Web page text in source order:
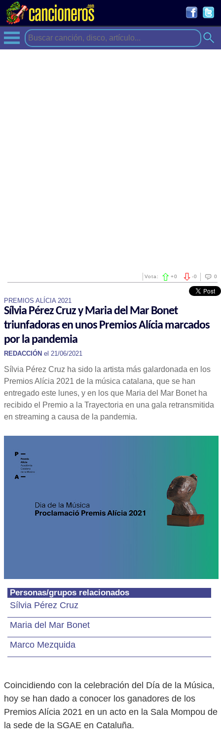
0
-0
Vota: +0
PREMIOS ALÍCIA 2021
Sílvia Pérez Cruz y Maria del Mar Bonet
triunfadoras en unos Premios Alícia marcados
por la pandemia
REDACCIÓN el 21/06/2021
Sílvia Pérez Cruz ha sido la artista más galardonada en los
Premios Alícia 2021 de la música catalana, que se han
entregado este lunes, y en los que Maria del Mar Bonet ha
recibido el Premio a la Trayectoria en una gala retransmitida
en streaming a causa de la pandemia.
Personas/grupos relacionados
Sílvia Pérez Cruz
Maria del Mar Bonet
Marco Mezquida
Coincidiendo con la celebración del Día de la Música,
hoy se han dado a conocer los ganadores de los
Premios Alícia 2021 en un acto en la Sala Mompou de
la sede de la SGAE en Cataluña.